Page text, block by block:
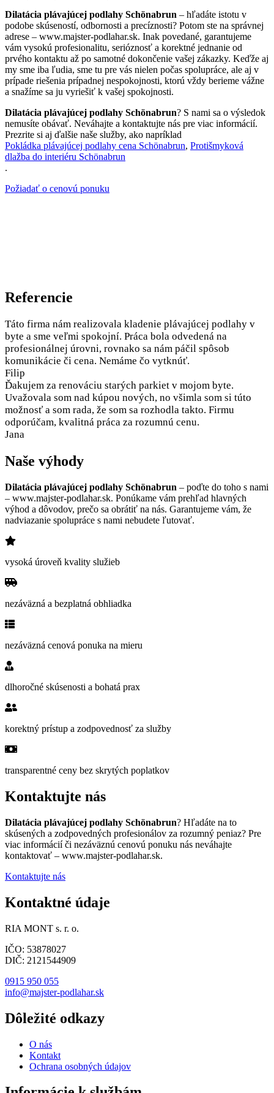
Dilatácia plávajúcej podlahy Schönabrun – hľadáte istotu v
podobe skúseností, odbornosti a precíznosti? Potom ste na správnej
adrese – www.majster-podlahar.sk. Inak povedané, garantujeme
vám vysokú profesionalitu, serióznosť a korektné jednanie od
prvého kontaktu až po samotné dokončenie vašej zákazky. Keďže aj
my sme iba ľudia, sme tu pre vás nielen počas spolupráce, ale aj v
prípade riešenia prípadnej nespokojnosti, ktorú vždy berieme vážne
a snažíme sa ju vyriešiť k vašej spokojnosti.
Dilatácia plávajúcej podlahy Schönabrun? S nami sa o výsledok
nemusíte obávať. Neváhajte a kontaktujte nás pre viac informácií.
Prezrite si aj ďalšie naše služby, ako napríklad
Pokládka plávajúcej podlahy cena Schönabrun, Protišmyková
dlažba do interiéru Schönabrun
.
Požiadať o cenovú ponuku
Referencie
Táto firma nám realizovala kladenie plávajúcej podlahy v
byte a sme veľmi spokojní. Práca bola odvedená na
profesionálnej úrovni, rovnako sa nám páčil spôsob
komunikácie či cena. Nemáme čo vytknúť.
Filip
Ďakujem za renováciu starých parkiet v mojom byte.
Uvažovala som nad kúpou nových, no všimla som si túto
možnosť a som rada, že som sa rozhodla takto. Firmu
odporúčam, kvalitná práca za rozumnú cenu.
Jana
Naše výhody
Dilatácia plávajúcej podlahy Schönabrun – poďte do toho s nami
– www.majster-podlahar.sk. Ponúkame vám prehľad hlavných
výhod a dôvodov, prečo sa obrátiť na nás. Garantujeme vám, že
nadviazanie spolupráce s nami nebudete ľutovať.
vysoká úroveň kvality služieb
nezáväzná a bezplatná obhliadka
nezáväzná cenová ponuka na mieru
dlhoročné skúsenosti a bohatá prax
korektný prístup a zodpovednosť za služby
transparentné ceny bez skrytých poplatkov
Kontaktujte nás
Dilatácia plávajúcej podlahy Schönabrun? Hľadáte na to
skúsených a zodpovedných profesionálov za rozumný peniaz? Pre
viac informácií či nezáväznú cenovú ponuku nás neváhajte
kontaktovať – www.majster-podlahar.sk.
Kontaktujte nás
Kontaktné údaje
RIA MONT s. r. o.
IČO: 53878027
DIČ: 2121544909
0915 950 055
info@majster-podlahar.sk
Dôležité odkazy
O nás
Kontakt
Ochrana osobných údajov